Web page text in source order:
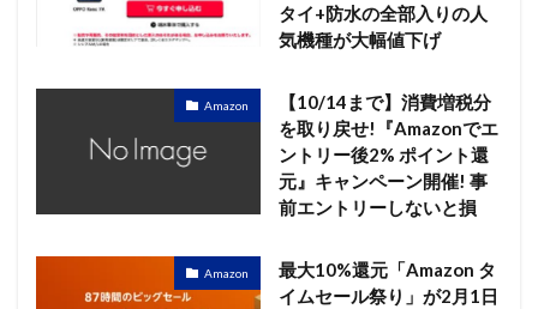
タイ+防水の全部入りの人
気機種が大幅値下げ
Amazon
【10/14まで】消費増税分
を取り戻せ!『Amazonでエ
ントリー後2% ポイント還
元』キャンペーン開催! 事
前エントリーしないと損
Amazon
最大10%還元「Amazon タ
イムセール祭り」が2月1日